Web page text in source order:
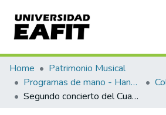
Communities & Collections
All of DSpace
Home
Patrimonio Musical
Programas de mano - Hand programs
Segundo concierto del Cuarteto Janacek en temporada de la Sociedad Amigos del Arte 1959